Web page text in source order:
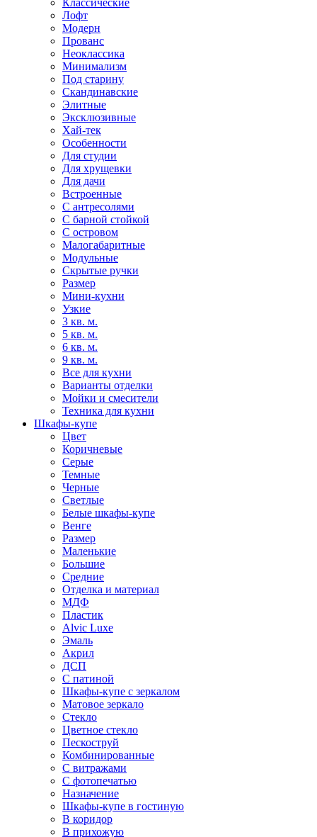
Классические
Лофт
Модерн
Прованс
Неоклассика
Минимализм
Под старину
Скандинавские
Элитные
Эксклюзивные
Хай-тек
Особенности
Для студии
Для хрущевки
Для дачи
Встроенные
С антресолями
С барной стойкой
С островом
Малогабаритные
Модульные
Скрытые ручки
Размер
Мини-кухни
Узкие
3 кв. м.
5 кв. м.
6 кв. м.
9 кв. м.
Все для кухни
Варианты отделки
Мойки и смесители
Техника для кухни
Шкафы-купе
Цвет
Коричневые
Серые
Темные
Черные
Светлые
Белые шкафы-купе
Венге
Размер
Маленькие
Большие
Средние
Отделка и материал
МДФ
Пластик
Alvic Luxe
Эмаль
Акрил
ДСП
С патиной
Шкафы-купе с зеркалом
Матовое зеркало
Стекло
Цветное стекло
Пескоструй
Комбинированные
С витражами
С фотопечатью
Назначение
Шкафы-купе в гостиную
В коридор
В прихожую